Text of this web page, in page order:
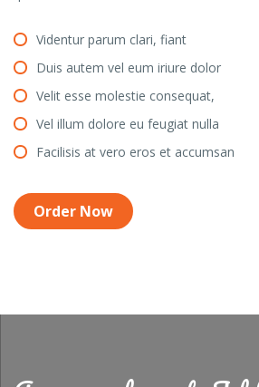
Videntur parum clari, fiant
Duis autem vel eum iriure dolor
Velit esse molestie consequat,
Vel illum dolore eu feugiat nulla
Facilisis at vero eros et accumsan
Order Now